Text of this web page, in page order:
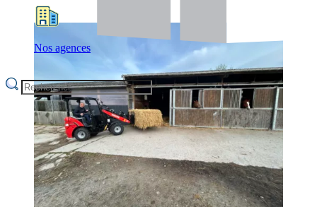
Nos agences